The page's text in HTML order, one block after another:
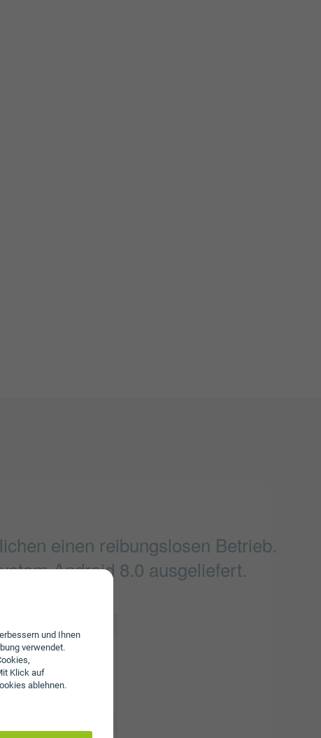
und Ihnen
verwendet.
Klick auf
ablehnen.
einen reibungslosen Betrieb.
Android 8.0 ausgeliefert.
4.2